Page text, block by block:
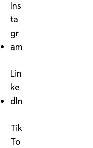
Ins
ta
gr
am
Lin
ke
dIn
Tik
To